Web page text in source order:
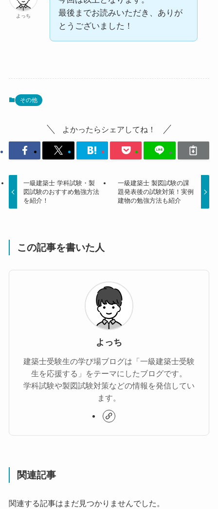
よっち
最後までお読みいただき、ありが
とうございました！
その他
よかったらシェアしてね！
一級建築士 学科試験・製
図試験のおすすめ勉強方法
を紹介！
一級建築士 製図試験の課
題発表後の試験対策！実例
建物の勉強方法も紹介
この記事を書いた人
よっち
建築士受験生の学び場ブログは「一級建築士受験
生を応援する」をテーマにしたブログです。
学科試験や製図試験対策などの情報を発信してい
ます。
関連記事
関連する記事はまだ見つかりませんでした。